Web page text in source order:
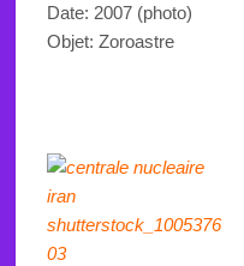
Date: 2007 (photo)
Objet: Zoroastre